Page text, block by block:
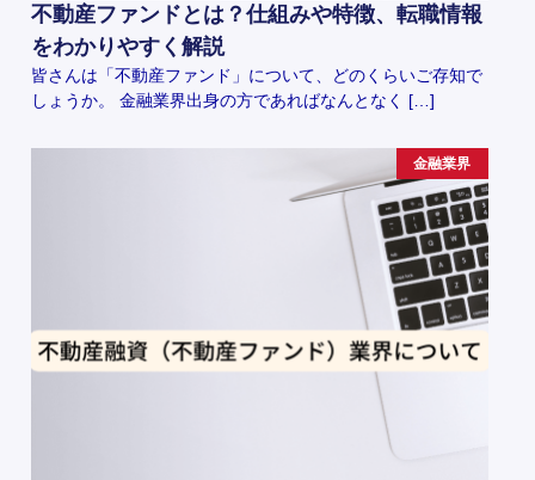
不動産ファンドとは？仕組みや特徴、転職情報
をわかりやすく解説
皆さんは「不動産ファンド」について、どのくらいご存知で
しょうか。 金融業界出身の方であればなんとなく […]
金融業界